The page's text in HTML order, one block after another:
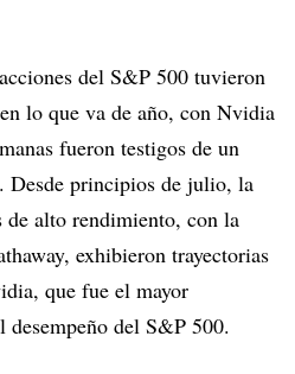
del S&P 500 tuvieron
lo que va de año, con Nvidia
fueron testigos de un
Desde principios de julio, la
de alto rendimiento, con la
exhibieron trayectorias
que fue el mayor
del S&P 500.